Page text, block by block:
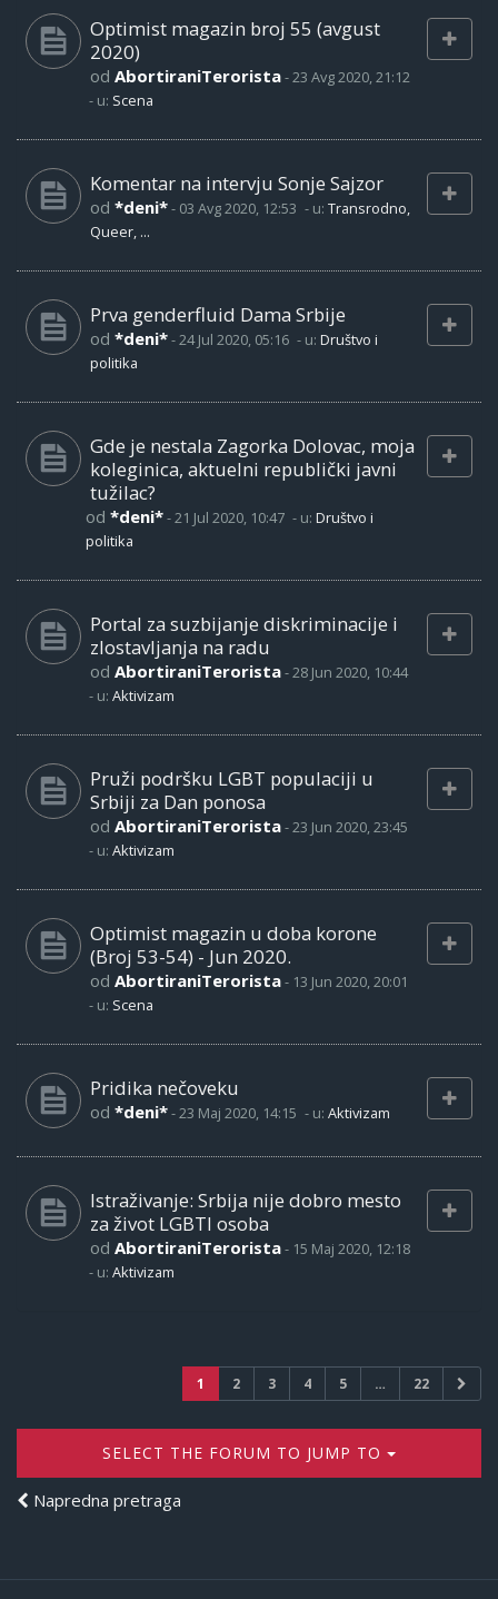
Optimist magazin broj 55 (avgust
2020)
od AbortiraniTerorista-23 Avg 2020, 21:12
- u: Scena
Komentar na intervju Sonje Sajzor
od *deni*- 03 Avg 2020, 12:53 - u: Transrodno,
Queer, ...
Prva genderfluid Dama Srbije
od *deni*-24 Jul 2020, 05:16 - u: Društvo i
politika
Gde je nestala Zagorka Dolovac, moja
koleginica, aktuelni republički javni
tužilac?
od *deni*-21 Jul 2020, 10:47 - u: Društvo i
politika
Portal za suzbijanje diskriminacije i
zlostavljanja na radu
od AbortiraniTerorista-28 Jun 2020, 10:44
- u: Aktivizam
Pruži podršku LGBT populaciji u
Srbiji za Dan ponosa
od AbortiraniTerorista-23 Jun 2020, 23:45
- u: Aktivizam
Optimist magazin u doba korone
(Broj 53-54) - Jun 2020.
od AbortiraniTerorista- 13 Jun 2020, 20:01
- u: Scena
Pridika nečoveku
od *deni*-23 Maj 2020, 14:15 - u: Aktivizam
Istraživanje: Srbija nije dobro mesto
za život LGBTI osoba
od AbortiraniTerorista- 15 Maj 2020, 12:18
- u: Aktivizam
1 2 3 4 5 … 22
SELECT THE FORUM TO JUMP TO
Napredna pretraga